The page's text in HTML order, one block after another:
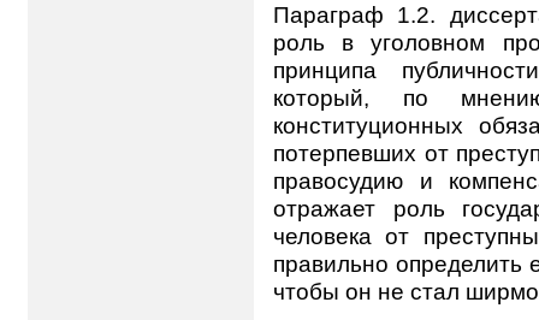
Параграф 1.2.
роль в уголовном
принципа
который, по
конституционных
потерпевших от
правосудию и
отражает роль
человека от
правильно определить
чтобы он не стал